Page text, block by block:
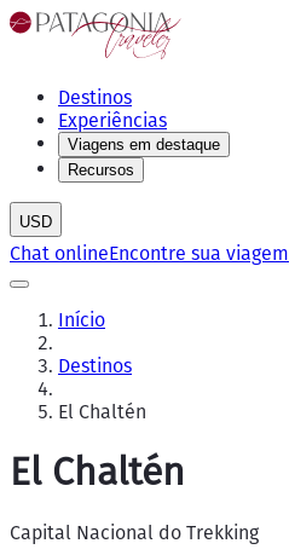
Destinos
Experiências
Viagens em destaque
Recursos
USD
Chat onlineEncontre sua viagem
Início
Destinos
El Chaltén
El Chaltén
Capital Nacional do Trekking